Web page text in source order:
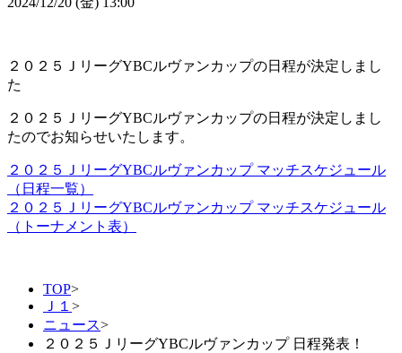
２０２５ＪリーグYBCルヴァンカップの日程が決定しまし
た
２０２５ＪリーグYBCルヴァンカップの日程が決定しまし
たのでお知らせいたします。
２０２５ＪリーグYBCルヴァンカップ マッチスケジュール
（日程一覧）
２０２５ＪリーグYBCルヴァンカップ マッチスケジュール
（トーナメント表）
TOP>
Ｊ１ >
ニュース>
２０２５ＪリーグYBCルヴァンカップ 日程発表！